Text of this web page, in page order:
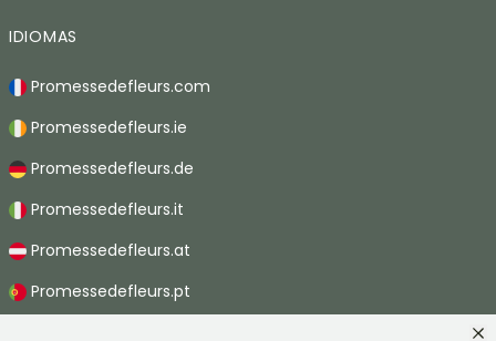
IDIOMAS
Promessedefleurs.com
Promessedefleurs.ie
Promessedefleurs.de
Promessedefleurs.it
Promessedefleurs.at
Promessedefleurs.pt